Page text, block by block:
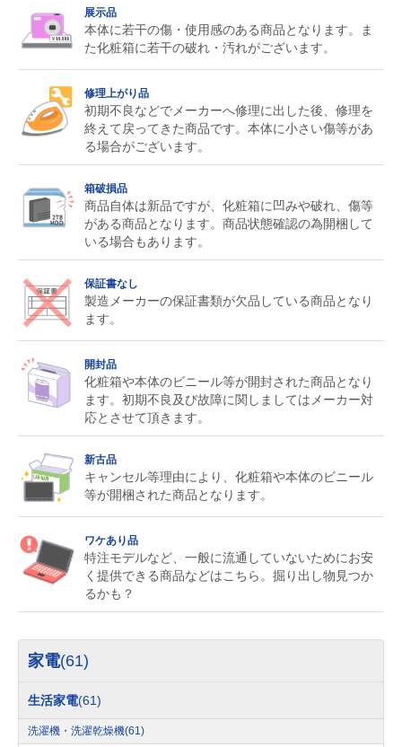
展示品
本体に若干の傷・使用感のある商品となります。ま
た化粧箱に若干の破れ・汚れがございます。
修理上がり品
初期不良などでメーカーへ修理に出した後、修理を
終えて戻ってきた商品です。本体に小さい傷等があ
る場合がございます。
箱破損品
商品自体は新品ですが、化粧箱に凹みや破れ、傷等
がある商品となります。商品状態確認の為開梱して
いる場合もあります。
保証書なし
製造メーカーの保証書類が欠品している商品となり
ます。
開封品
化粧箱や本体のビニール等が開封された商品となり
ます。初期不良及び故障に関しましてはメーカー対
応とさせて頂きます。
新古品
キャンセル等理由により、化粧箱や本体のビニール
等が開梱された商品となります。
ワケあり品
特注モデルなど、一般に流通していないためにお安
く提供できる商品などはこちら。掘り出し物見つか
るかも？
家電(61)
生活家電(61)
洗濯機・洗濯乾燥機(61)